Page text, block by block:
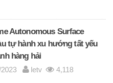
Autonomous Surface
tự hành xu hướng tất yếu
hàng hải
letv 4,118